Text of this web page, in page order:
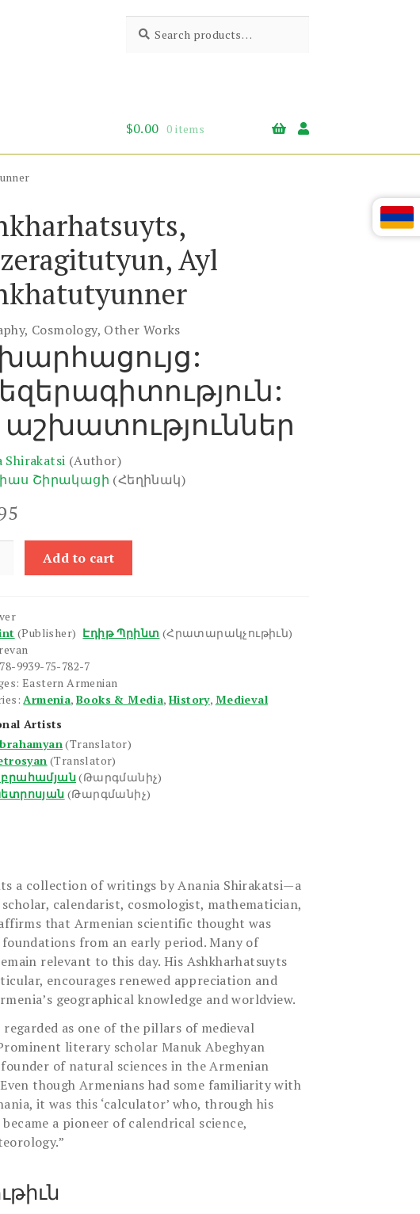
for:
$0.00 0 items
Ayl
Cosmology, Other Works
աշխատություններ
Shirakatsi (Author)
Շիրակացի (Հեղինակ)
Add to cart
(Publisher) Էդիթ Պրինտ (Հրատարակչութիւն)
9939-75-782-7
Eastern Armenian
Armenia,Books & Media,History, Medieval
Artists
(Translator)
(Translator)
(Թարգմանիչ)
(Թարգմանիչ)
a collection of writings by Anania Shirakatsi—a
calendarist, cosmologist, mathematician,
that Armenian scientific thought was
from an early period. Many of
relevant to this day. His Ashkharhatsuyts
encourages renewed appreciation and
geographical knowledge and worldview.
as one of the pillars of medieval
literary scholar Manuk Abeghyan
of natural sciences in the Armenian
though Armenians had some familiarity with
it was this ‘calculator’ who, through his
a pioneer of calendrical science,